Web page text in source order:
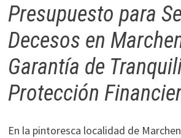
Presupuesto para
Decesos en
Garantía de
Protección
En la pintoresca localidad de